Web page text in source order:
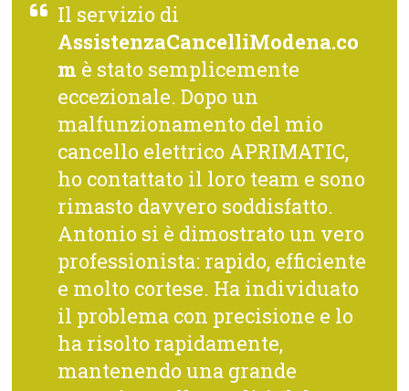
Il servizio di
AssistenzaCancelliModena.co
m è stato semplicemente
eccezionale. Dopo un
malfunzionamento del mio
cancello elettrico APRIMATIC,
ho contattato il loro team e sono
rimasto davvero soddisfatto.
Antonio si è dimostrato un vero
professionista: rapido, efficiente
e molto cortese. Ha individuato
il problema con precisione e lo
ha risolto rapidamente,
mantenendo una grande